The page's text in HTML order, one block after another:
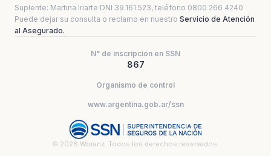
Suplente: Martina Iriarte DNI 39.161.523, teléfono 0800 266 4240
Puede dejar su consulta o reclamo en nuestro Servicio de Atención
al Asegurado.
N° de inscripción en SSN
867
Organismo de control
www.argentina.gob.ar/ssn
© 2026 Woranz. Todos los derechos reservados.